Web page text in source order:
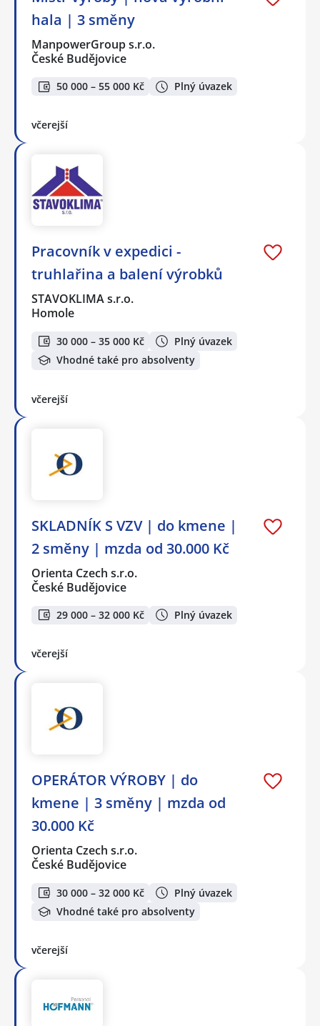
hala | 3 směny
ManpowerGroup s.r.o.
České Budějovice
50 000 – 55 000 Kč Plný úvazek
včerejší
Pracovník v expedici -
truhlařina a balení výrobků
STAVOKLIMA s.r.o.
Homole
30 000 – 35 000 Kč
Plný úvazek
Vhodné také pro absolventy
včerejší
SKLADNÍK S VZV | do kmene |
2 směny | mzda od 30.000 Kč
Orienta Czech s.r.o.
České Budějovice
29 000 – 32 000 Kč Plný úvazek
včerejší
OPERÁTOR VÝROBY | do
kmene | 3 směny | mzda od
30.000 Kč
Orienta Czech s.r.o.
České Budějovice
30 000 – 32 000 Kč
Plný úvazek
Vhodné také pro absolventy
včerejší